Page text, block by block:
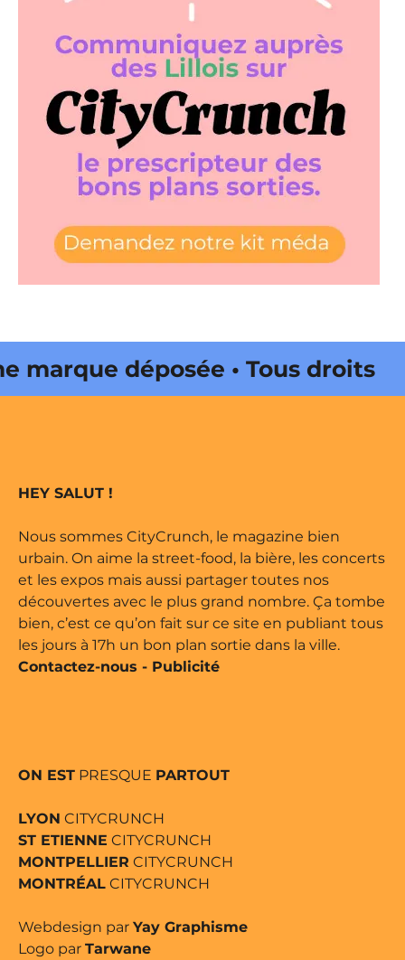
déposée • Tous droits
par Buena Onda Web •
HEY SALUT !
Nous sommes CityCrunch, le magazine bien
urbain. On aime la street-food, la bière, les concerts
et les expos mais aussi partager toutes nos
découvertes avec le plus grand nombre. Ça tombe
bien, c’est ce qu’on fait sur ce site en publiant tous
les jours à 17h un bon plan sortie dans la ville.
Contactez-nous - Publicité
ON EST PRESQUE PARTOUT
LYON CITYCRUNCH
ST ETIENNE CITYCRUNCH
MONTPELLIER CITYCRUNCH
MONTRÉAL CITYCRUNCH
Webdesign par Yay Graphisme
Logo par Tarwane